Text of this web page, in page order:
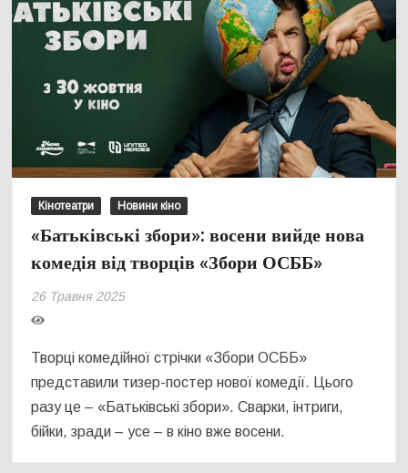
Кінотеатри Новини кіно
«Батьківські збори»: восени вийде нова
комедія від творців «Збори ОСББ»
26 Травня 2025
Творці комедійної стрічки «Збори ОСББ»
представили тизер-постер нової комедії. Цього
разу це – «Батьківські збори». Сварки, інтриги,
бійки, зради – усе – в кіно вже восени.